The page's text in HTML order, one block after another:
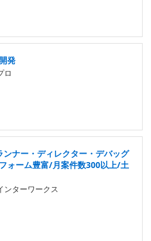
発
ロ
ナー・ディレクター・デバッグ
ォーム豊富/月案件数300以上/土
ンターワークス